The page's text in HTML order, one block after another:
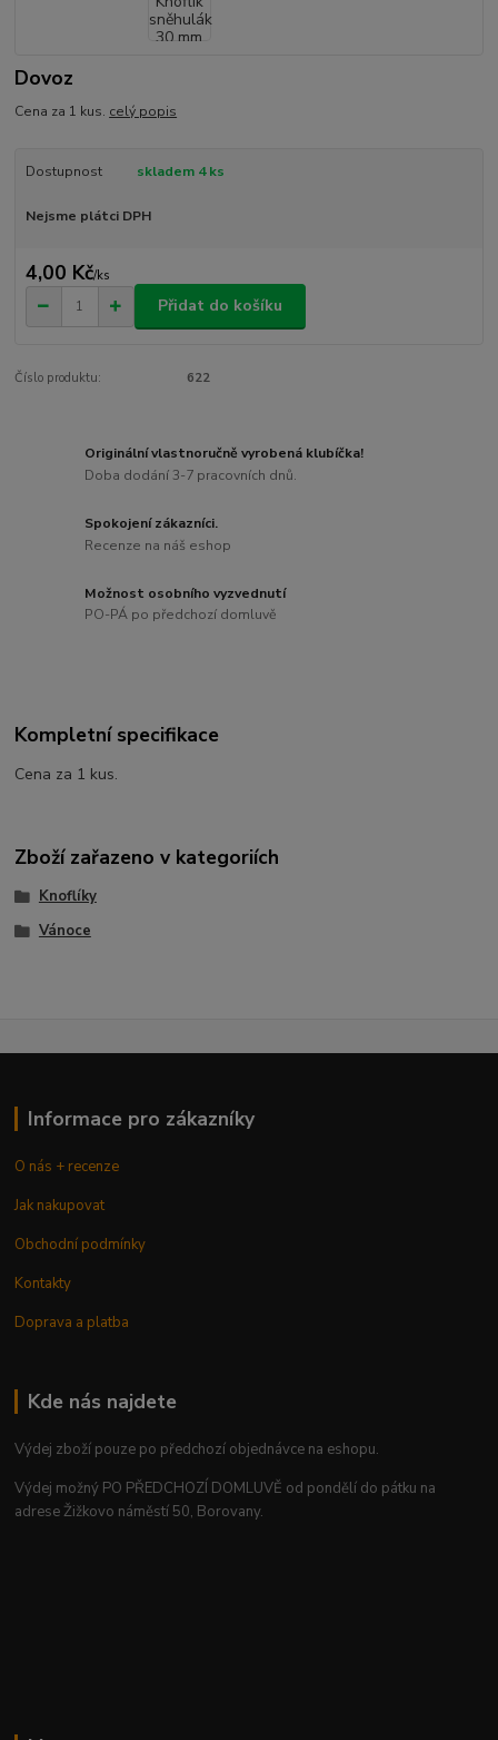
Dovoz
Cena za 1 kus. celý popis
Dostupnost skladem 4 ks
Nejsme plátci DPH
4,00 Kč/ks
Přidat do košíku
Číslo produktu: 622
Originální vlastnoručně vyrobená klubíčka!
Doba dodání 3-7 pracovních dnů.
Spokojení zákazníci.
Recenze na náš eshop
Možnost osobního vyzvednutí
PO-PÁ po předchozí domluvě
Kompletní specifikace
Cena za 1 kus.
Zboží zařazeno v kategoriích
Knoflíky
Vánoce
Informace pro zákazníky
O nás + recenze
Jak nakupovat
Obchodní podmínky
Kontakty
Doprava a platba
Kde nás najdete
Výdej zboží pouze po předchozí objednávce na eshopu.
Výdej možný PO PŘEDCHOZÍ DOMLUVĚ od pondělí do pátku na
adrese Žižkovo náměstí 50, Borovany.